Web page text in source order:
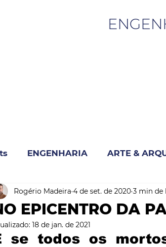
ENGENHARIA ARTE &
& NEGÓCIO INOVAÇÃO &
& MOBILIDADE CIÊNCIA &
EPICENTRO DA
Rogério Madeira 4 de set. de 2020 3 min de
18 de jan. de 2021
se todos os